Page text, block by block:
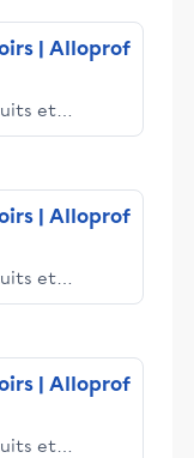
| Alloprof
et
les élèves
| Alloprof
et
les élèves
| Alloprof
et